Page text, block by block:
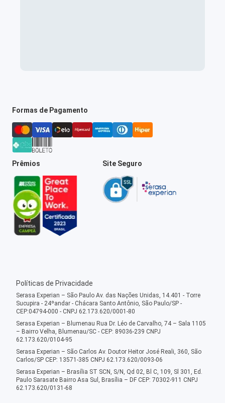
Formas de Pagamento
Prêmios Site Seguro
Políticas de Privacidade
Serasa Experian – São Paulo Av. das Nações Unidas, 14.401 - Torre
Sucupira - 24ºandar - Chácara Santo Antônio, São Paulo/SP -
CEP:04794-000 - CNPJ 62.173.620/0001-80
Serasa Experian – Blumenau Rua Dr. Léo de Carvalho, 74 – Sala 1105
– Bairro Velha, Blumenau/SC - CEP: 89036-239 CNPJ
62.173.620/0104-95
Serasa Experian – São Carlos Av. Doutor Heitor José Reali, 360, São
Carlos/SP CEP: 13571-385 CNPJ 62.173.620/0093-06
Serasa Experian – Brasília ST SCN, S/N, Qd 02, Bl C, 109, Sl 301, Ed.
Paulo Sarasate Bairro Asa Sul, Brasília – DF CEP: 70302-911 CNPJ
62.173.620/0131-68